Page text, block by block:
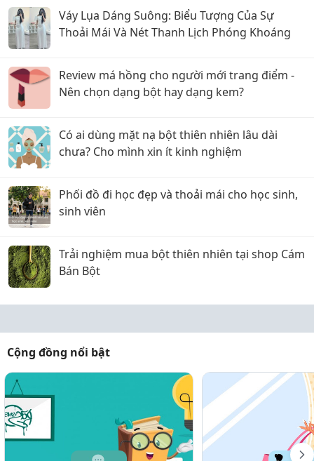
Váy Lụa Dáng Suông: Biểu Tượng Của Sự
Thoải Mái Và Nét Thanh Lịch Phóng Khoáng
Review má hồng cho người mới trang điểm -
Nên chọn dạng bột hay dạng kem?
Có ai dùng mặt nạ bột thiên nhiên lâu dài
chưa? Cho mình xin ít kinh nghiệm
Phối đồ đi học đẹp và thoải mái cho học sinh,
sinh viên
Trải nghiệm mua bột thiên nhiên tại shop Cám
Bán Bột
Cộng đồng nổi bật